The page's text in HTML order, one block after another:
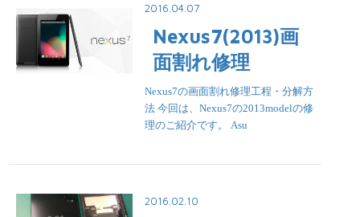
2016.04.07
Nexus7(2013)画
面割れ修理
Nexus7の画面割れ修理工程・分解方
法 今回は、Nexus7の2013modelの修
理のご紹介です。 Asu
2016.02.10